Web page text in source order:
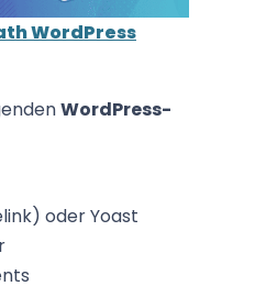
WordPress
WordPress-
oder Yoast